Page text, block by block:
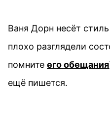
Ваня Дорн несёт
плохо разглядели
помните его обещания
ещё пишется.